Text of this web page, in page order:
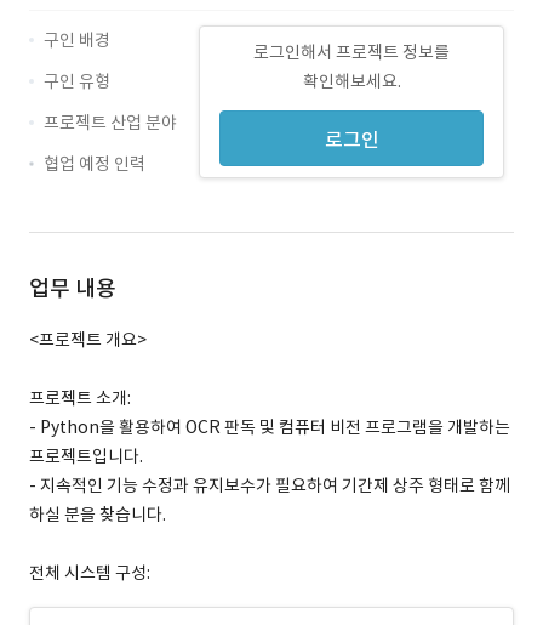
로그인해서 프로젝트 정보를
확인해보세요.
로그인
구인 배경
구인 유형
프로젝트 산업 분야
협업 예정 인력
업무 내용
<프로젝트 개요>
프로젝트 소개:
- Python을 활용하여 OCR 판독 및 컴퓨터 비전 프로그램을 개발하는
프로젝트입니다.
- 지속적인 기능 수정과 유지보수가 필요하여 기간제 상주 형태로 함께
하실 분을 찾습니다.
전체 시스템 구성: